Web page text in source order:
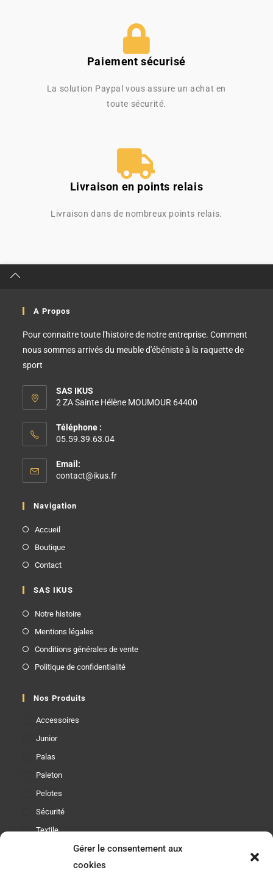
Gérer le consentement aux
cookies
Paiement sécurisé
La solution Paypal vous assure un achat en
toute sécurité.
Livraison en points relais
Livraison dans de nombreux points relais.
A Propos
Pour connaitre toute l'histoire de notre entreprise. Comment
nous sommes arrivés du meuble d'ébéniste à la raquette de
sport
SAS IKUS
2 ZA Sainte Hélène MOUMOUR 64400
Téléphone :
05.59.39.63.04
Email:
contact@ikus.fr
Navigation
Accueil
Boutique
Contact
SAS IKUS
Notre histoire
Mentions légales
Conditions générales de vente
Politique de confidentialité
Nos Produits
Accessoires
Junior
Palas
Paleton
Pelotes
Sécurité
Textile
Etre Informé